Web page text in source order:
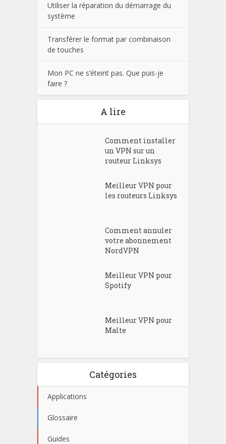
Utiliser la réparation du démarrage du
système
Transférer le format par combinaison
de touches
Mon PC ne s’éteint pas. Que puis-je
faire ?
A lire
Comment installer
un VPN sur un
routeur Linksys
Meilleur VPN pour
les routeurs Linksys
Comment annuler
votre abonnement
NordVPN
Meilleur VPN pour
Spotify
Meilleur VPN pour
Malte
Catégories
Applications
Glossaire
Guides